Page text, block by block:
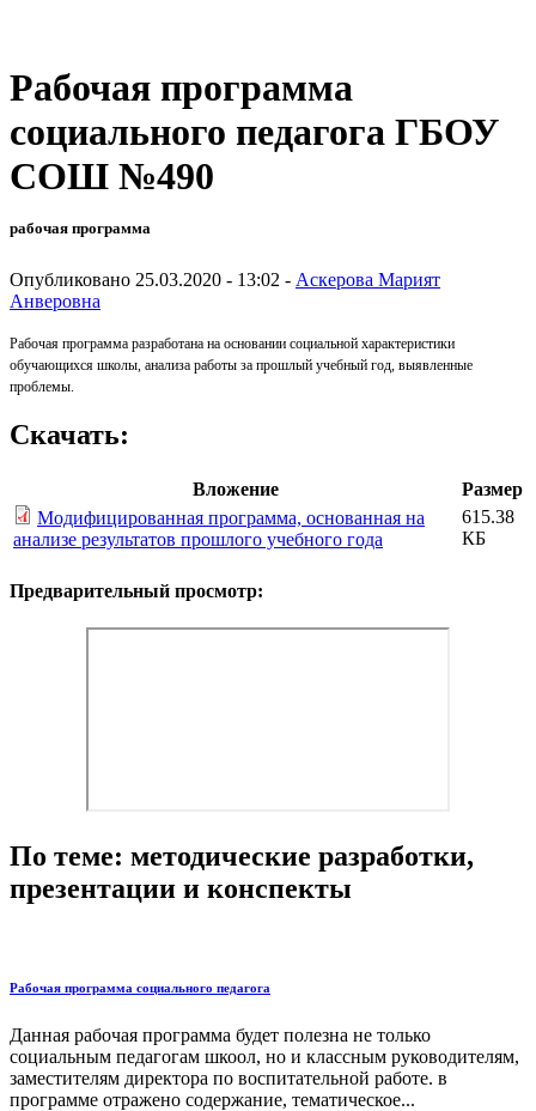
Рабочая программа
социального педагога ГБОУ
СОШ №490
рабочая программа
Опубликовано 25.03.2020 - 13:02 - Аскерова Марият
Анверовна
Рабочая программа разработана на основании социальной характеристики
обучающихся школы, анализа работы за прошлый учебный год, выявленные
проблемы.
Скачать:
Вложение
Размер
Модифицированная программа, основанная на
анализе результатов прошлого учебного года
615.38
КБ
Предварительный просмотр:
По теме: методические разработки,
презентации и конспекты
Рабочая программа социального педагога
Данная рабочая программа будет полезна не только
социальным педагогам шкоол, но и классным руководителям,
заместителям директора по воспитательной работе. в
программе отражено содержание, тематическое...